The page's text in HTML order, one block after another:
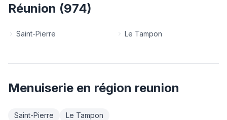
Réunion (974)
Saint-Pierre Le Tampon
Menuiserie en région reunion
Saint-Pierre Le Tampon